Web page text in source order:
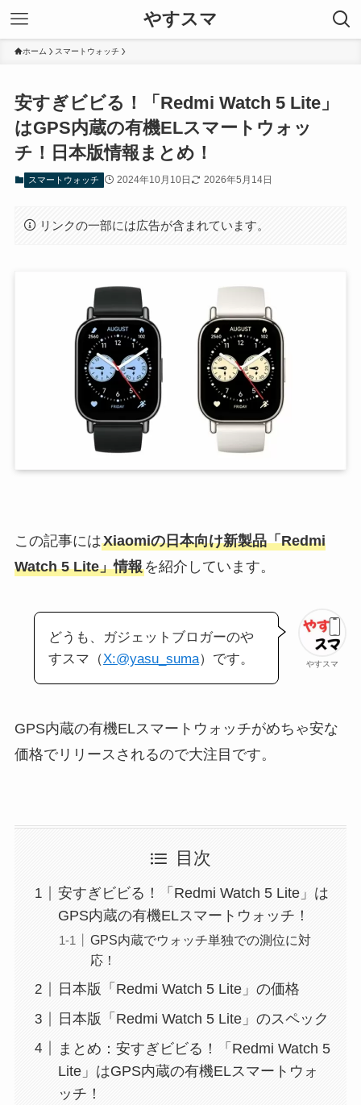
やすスマ
ホーム スマートウォッチ
安すぎビビる！「Redmi Watch 5 Lite」
はGPS内蔵の有機ELスマートウォッ
チ！日本版情報まとめ！
スマートウォッチ 2024年10月10日 2026年5月14日
リンクの一部には広告が含まれています。
この記事にはXiaomiの日本向け新製品「Redmi
Watch 5 Lite」情報を紹介しています。
やすスマ
どうも、ガジェットブロガーのや
すスマ（X:@yasu_suma）です。
GPS内蔵の有機ELスマートウォッチがめちゃ安な
価格でリリースされるので大注目です。
目次
安すぎビビる！「Redmi Watch 5 Lite」は
GPS内蔵の有機ELスマートウォッチ！
GPS内蔵でウォッチ単独での測位に対
応！
日本版「Redmi Watch 5 Lite」の価格
日本版「Redmi Watch 5 Lite」のスペック
まとめ：安すぎビビる！「Redmi Watch 5
Lite」はGPS内蔵の有機ELスマートウォ
ッチ！